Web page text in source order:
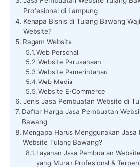
Profesional di Lampung
Kenapa Bisnis di Tulang Bawang
Website?
Ragam Website
Web Personal
Website Perusahaan
Website Pemerintahan
Web Media
Website E-Commerce
Jenis Jasa Pembuatan Website di
Daftar Harga Jasa Pembuatan
Bawang
Mengapa Harus Menggunakan Jasa
Website Tulang Bawang?
Layanan Jasa Pembuatan
yang Murah Profesional &